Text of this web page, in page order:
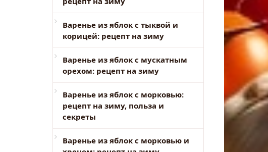
Варенье из яблок с тыквой и
корицей: рецепт на зиму
Варенье из яблок с мускатным
орехом: рецепт на зиму
Варенье из яблок с морковью:
рецепт на зиму, польза и
секреты
Варенье из яблок с морковью и